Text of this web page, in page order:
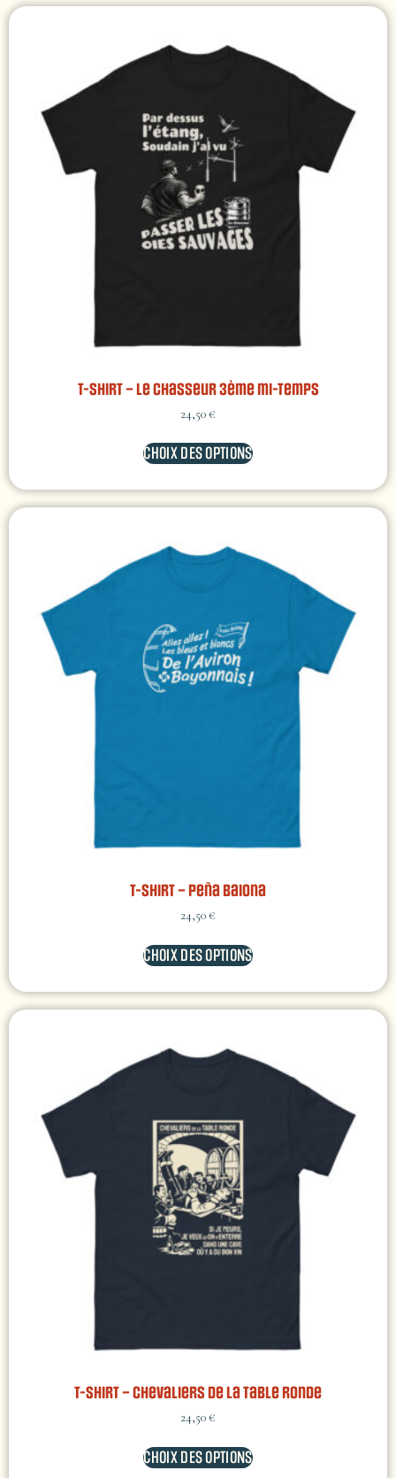
T-shirt – Le Chasseur 3ème mi-temps
24,50€
CHOIX DES OPTIONS
T-shirt – Peña Baiona
24,50€
CHOIX DES OPTIONS
T-shirt – Chevaliers de la table ronde
24,50€
CHOIX DES OPTIONS